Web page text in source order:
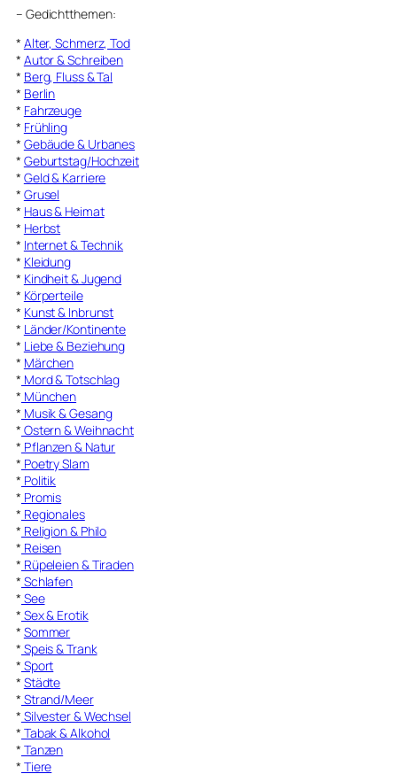
– Gedichtthemen:
* Alter, Schmerz, Tod
* Autor & Schreiben
* Berg, Fluss & Tal
* Berlin
* Fahrzeuge
* Frühling
* Gebäude & Urbanes
* Geburtstag/Hochzeit
* Geld & Karriere
* Grusel
* Haus & Heimat
* Herbst
* Internet & Technik
* Kleidung
* Kindheit & Jugend
* Körperteile
* Kunst & Inbrunst
* Länder/Kontinente
* Liebe & Beziehung
* Märchen
* Mord & Totschlag
* München
* Musik & Gesang
* Ostern & Weihnacht
* Pflanzen & Natur
* Poetry Slam
* Politik
* Promis
* Regionales
* Religion & Philo
* Reisen
* Rüpeleien & Tiraden
* Schlafen
* See
* Sex & Erotik
* Sommer
* Speis & Trank
* Sport
* Städte
* Strand/Meer
* Silvester & Wechsel
* Tabak & Alkohol
* Tanzen
* Tiere